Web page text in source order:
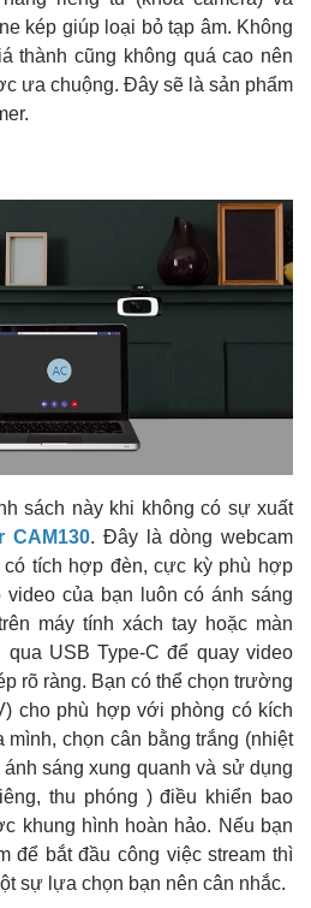
kép giúp loại bỏ tạp âm. Không
thành cũng không quá cao nên
ưa chuộng. Đây sẽ là sản phẩm
sách này khi không có sự xuất
CAM130. Đây là dòng webcam
tích hợp đèn, cực kỳ phù hợp
video của bạn luôn có ánh sáng
máy tính xách tay hoặc màn
USB Type-C để quay video
rõ ràng. Bạn có thể chọn trường
cho phù hợp với phòng có kích
chọn cân bằng trắng (nhiệt
sáng xung quanh và sử dụng
thu phóng ) điều khiển bao
khung hình hoàn hảo. Nếu bạn
để bắt đầu công việc stream thì
sự lựa chọn bạn nên cân nhắc.